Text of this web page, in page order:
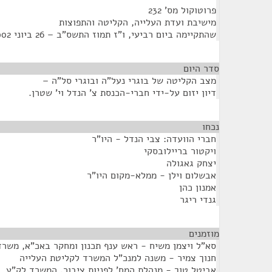
פרוטוקול מס' 232
מישיבת ועדת העלייה, הקליטה והתפוצות
שהתקיימה ביום רביעי, ו"ז תמוז התשס"ב – 26 ביוני 2002 – שעה 09:00
סדר היום
מצב הקליטה של בוגרי נעל"ה ובוגרי סל"ה –
דיון יזום על-ידי חברי-הכנסת צ' הנדל וי' שטרן.
נכחו
חברי הוועדה: צבי הנדל - היו"ר
ויקטור בריילובסקי
יצחק גאגולה
אבשלום וילן - ממלא-מקום היו"ר
אמנון כהן
גנדי ריגר
מוזמנים
סא"ל ויצמן משיח - ראש ענף תכנון ומחקר באכ"א,
חנוך צמיר - משנה למנכ"ל המשרד לקליטת העלייה